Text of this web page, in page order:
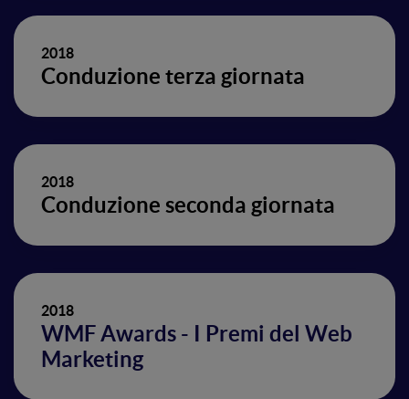
2018
Conduzione terza giornata
2018
Conduzione seconda giornata
2018
WMF Awards - I Premi del Web
Marketing